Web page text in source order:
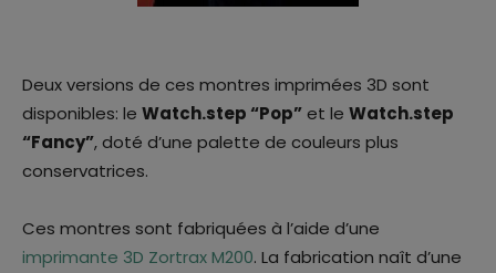
Deux versions de ces montres imprimées 3D sont
disponibles: le Watch.step “Pop”et le Watch.step
“Fancy”, doté d’une palette de couleurs plus
conservatrices.
Ces montres sont fabriquées à l’aide d’une
imprimante 3D Zortrax M200. La fabrication naît d’une